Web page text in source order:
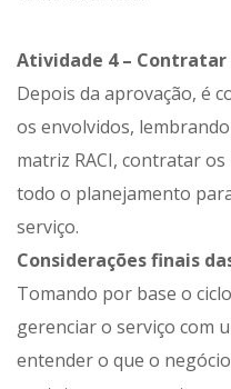
Atividade 4 – Contratar
Depois da aprovação, é
os envolvidos,
matriz RACI, contratar
todo o planejamento
serviço.
Considerações finais
Tomando por base o
gerenciar o serviço com
entender o que o